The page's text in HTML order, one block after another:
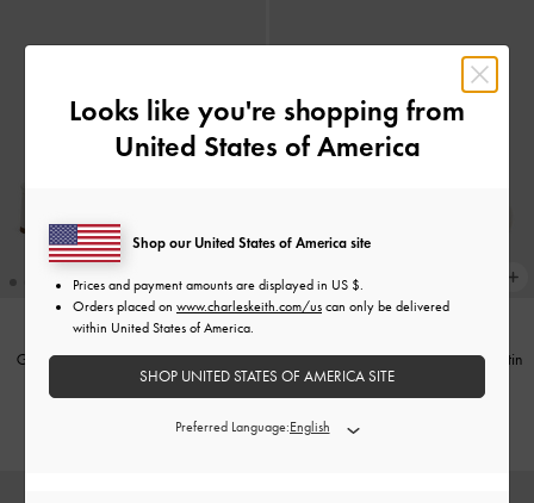
Giày sandals cao gót Arden Wavy-
Phấn
Giày sandals cao gót mũi vuông Satin
Bow Square-Toe
Looks like you're shopping from
United States of America
Shop our United States of America site
Prices and payment amounts are displayed in US $
Orders placed on www.charleskeith.com/us can only be delivered
within United States of America.
SHOP UNITED STATES OF AMERICA SITE
Preferred Language: